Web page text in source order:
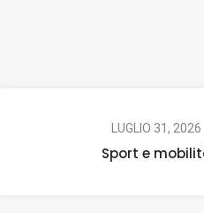
LUGLIO 31, 2026
Sport e